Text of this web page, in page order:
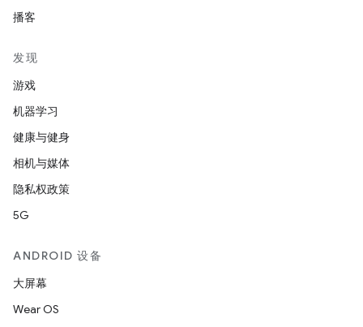
播客
发现
游戏
机器学习
健康与健身
相机与媒体
隐私权政策
5G
ANDROID 设备
大屏幕
Wear OS